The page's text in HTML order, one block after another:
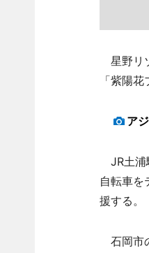
星野リ
「紫陽
ア
JR土浦
自転車を
援する。
石岡市